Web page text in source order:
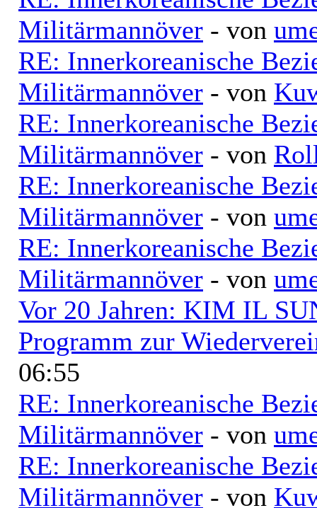
Militärmannöver - von
RE: Innerkoreanische
Militärmannöver - von
RE: Innerkoreanische
Militärmannöver - von
RE: Innerkoreanische
Militärmannöver - von
RE: Innerkoreanische
Militärmannöver - von
Vor 20 Jahren: KIM IL
Programm zur
06:55
RE: Innerkoreanische
Militärmannöver - von
RE: Innerkoreanische
Militärmannöver - von